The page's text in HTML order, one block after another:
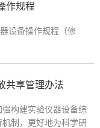
创新创 业实验条件的
与控制、生物识别、大
真等技术作为支撑，
作规程
设备操作规程（修
共享管理办法
构建实验仪器设备综
制，更好地为科学研